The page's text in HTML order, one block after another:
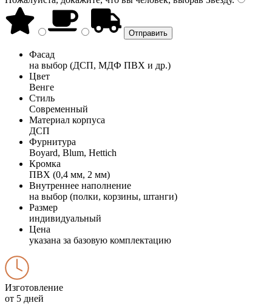
Фасад
на выбор (ДСП, МДФ ПВХ и др.)
Цвет
Венге
Стиль
Современный
Материал корпуса
ДСП
Фурнитура
Boyard, Blum, Hettich
Кромка
ПВХ (0,4 мм, 2 мм)
Внутреннее наполнение
на выбор (полки, корзины, штанги)
Размер
индивидуальный
Цена
указана за базовую комплектацию
Изготовление
от 5 дней